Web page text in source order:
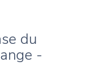
du
-